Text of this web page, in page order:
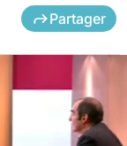
Partager